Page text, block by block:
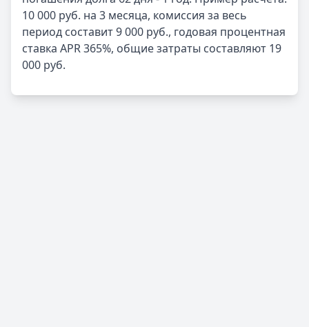
10 000 руб. на 3 месяца, комиссия за весь
период составит 9 000 руб., годовая процентная
ставка APR 365%, общие затраты составляют 19
000 руб.